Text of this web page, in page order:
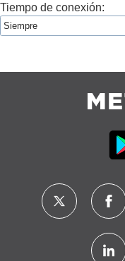
Tiempo de conexión: